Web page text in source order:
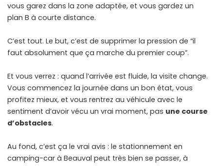
vous garez dans la zone adaptée, et vous gardez un
plan B à courte distance.
C’est tout. Le but, c’est de supprimer la pression de “il
faut absolument que ça marche du premier coup”.
Et vous verrez : quand l’arrivée est fluide, la visite change.
Vous commencez la journée dans un bon état, vous
profitez mieux, et vous rentrez au véhicule avec le
sentiment d’avoir vécu un vrai moment, pas une course
d’obstacles.
Au fond, c’est ça le vrai avis : le stationnement en
camping-car à Beauval peut très bien se passer, à